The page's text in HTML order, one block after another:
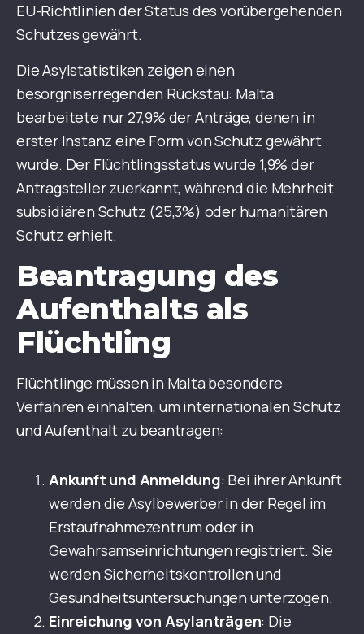
EU-Richtlinien der Status des vorübergehenden
Schutzes gewährt.
Die Asylstatistiken zeigen einen
besorgniserregenden Rückstau: Malta
bearbeitete nur 27,9% der Anträge, denen in
erster Instanz eine Form von Schutz gewährt
wurde. Der Flüchtlingsstatus wurde 1,9% der
Antragsteller zuerkannt, während die Mehrheit
subsidiären Schutz (25,3%) oder humanitären
Schutz erhielt.
Beantragung des
Aufenthalts als
Flüchtling
Flüchtlinge müssen in Malta besondere
Verfahren einhalten, um internationalen Schutz
und Aufenthalt zu beantragen:
Ankunft und Anmeldung: Bei ihrer Ankunft
werden die Asylbewerber in der Regel im
Erstaufnahmezentrum oder in
Gewahrsamseinrichtungen registriert. Sie
werden Sicherheitskontrollen und
Gesundheitsuntersuchungen unterzogen.
Einreichung von Asylanträgen: Die